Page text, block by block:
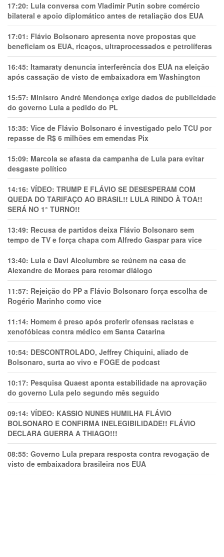
17:20: Lula conversa com Vladimir Putin sobre comércio
bilateral e apoio diplomático antes de retaliação dos EUA
17:01: Flávio Bolsonaro apresenta nove propostas que
beneficiam os EUA, ricaços, ultraprocessados e petrolíferas
16:45: Itamaraty denuncia interferência dos EUA na eleição
após cassação de visto de embaixadora em Washington
15:57: Ministro André Mendonça exige dados de publicidade
do governo Lula a pedido do PL
15:35: Vice de Flávio Bolsonaro é investigado pelo TCU por
repasse de R$ 6 milhões em emendas Pix
15:09: Marcola se afasta da campanha de Lula para evitar
desgaste político
14:16: VÍDEO: TRUMP E FLÁVIO SE DESESPERAM COM
QUEDA DO TARIFAÇO AO BRASIL!! LULA RINDO À TOA!!
SERÁ NO 1° TURNO!!
13:49: Recusa de partidos deixa Flávio Bolsonaro sem
tempo de TV e força chapa com Alfredo Gaspar para vice
13:40: Lula e Davi Alcolumbre se reúnem na casa de
Alexandre de Moraes para retomar diálogo
11:57: Rejeição do PP a Flávio Bolsonaro força escolha de
Rogério Marinho como vice
11:14: Homem é preso após proferir ofensas racistas e
xenofóbicas contra médico em Santa Catarina
10:54: DESCONTROLADO, Jeffrey Chiquini, aliado de
Bolsonaro, surta ao vivo e FOGE de podcast
10:17: Pesquisa Quaest aponta estabilidade na aprovação
do governo Lula pelo segundo mês seguido
09:14: VÍDEO: KASSIO NUNES HUMlLHA FLÁVIO
BOLSONARO E CONFIRMA INELEGIBILIDADE!! FLÁVIO
DECLARA GUERRA A THIAGO!!!
08:55: Governo Lula prepara resposta contra revogação de
visto de embaixadora brasileira nos EUA